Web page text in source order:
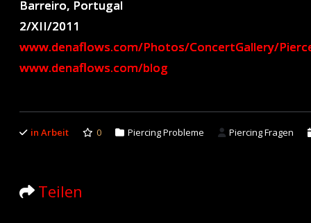
Barreiro, Portugal
2/XII/2011
www.denaflows.com/Photos/ConcertGallery/
www.denaflows.com/blog
in Arbeit 0 Piercing Probleme Piercing Fragen
Teilen